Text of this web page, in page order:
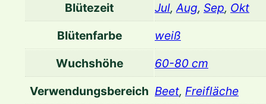
Blütezeit Jul,Aug, Sep, Okt
Blütenfarbe
weiß
Wuchshöhe
60-80 cm
Verwendungsbereich Beet, Freifläche